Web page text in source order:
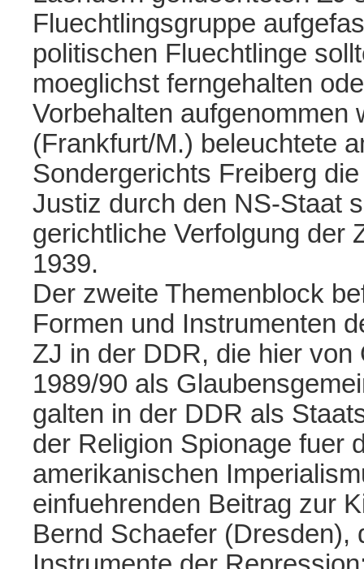
Fluechtlingsgruppe
politischen Fluechtlinge
moeglichst ferngehalten
Vorbehalten aufgenommen
(Frankfurt/M.) beleuchtete
Sondergerichts Freiberg
Justiz durch den NS-Staat
gerichtliche Verfolgung der
1939.
Der zweite Themenblock
Formen und Instrumenten
ZJ in der DDR, die hier
1989/90 als
galten in der DDR als
der Religion Spionage fuer
amerikanischen
einfuehrenden Beitrag zur
Bernd Schaefer (Dresden),